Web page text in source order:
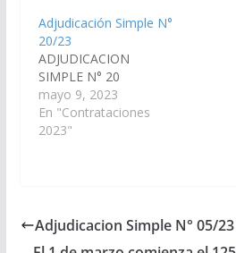
SIMPLE N° 6
Adjudicación Simple N°
20/23
ADJUDICACION
SIMPLE N° 20
mayo 9, 2023
En "Contrataciones
2023"
Adjudicacion Simple N° 05/23